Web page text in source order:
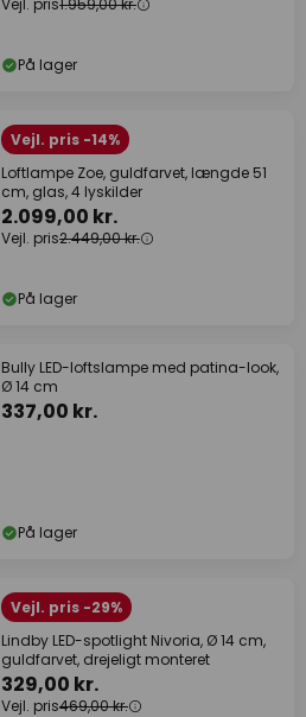
Vejl. pris1.959,00 kr.
På lager
Vejl. pris -14%
Loftlampe Zoe, guldfarvet, længde 51
cm, glas, 4 lyskilder
2.099,00 kr.
Vejl. pris2.449,00 kr.
På lager
Bully LED-loftslampe med patina-look,
Ø 14 cm
337,00 kr.
På lager
Vejl. pris -29%
Lindby LED-spotlight Nivoria, Ø 14 cm,
guldfarvet, drejeligt monteret
329,00 kr.
Vejl. pris469,00 kr.